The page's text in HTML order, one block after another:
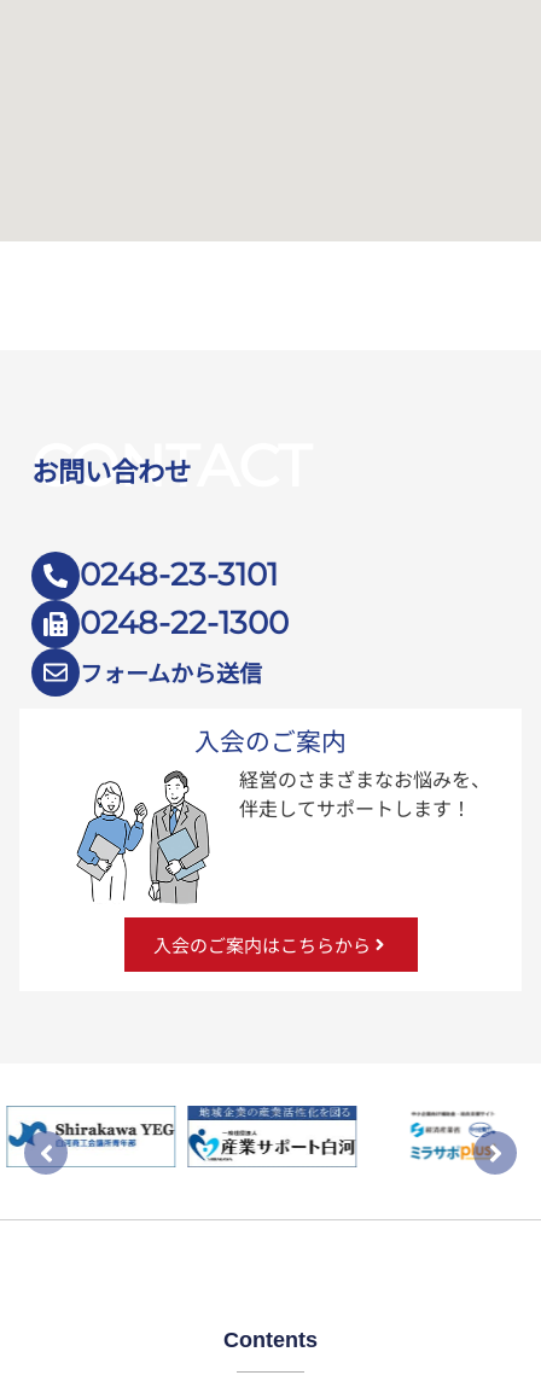
CONTACT
お問い合わせ
0248-23-3101
0248-22-1300
フォームから送信
入会のご案内
経営のさまざまなお悩みを、
伴走してサポートします！
入会のご案内はこちらから
Contents